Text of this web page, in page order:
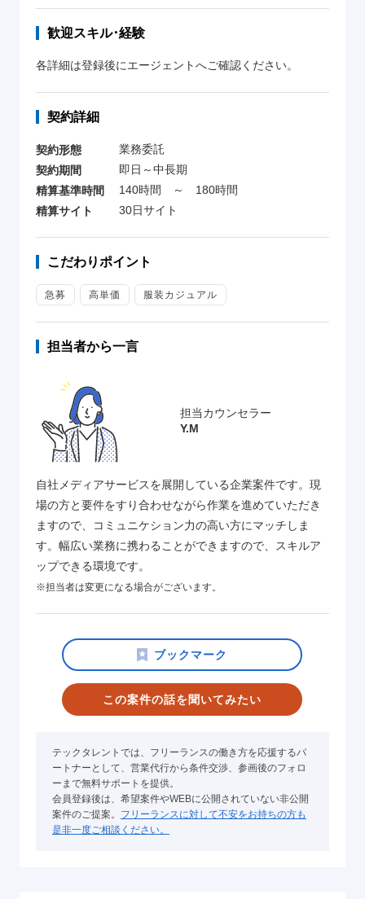
歓迎スキル･経験
各詳細は登録後にエージェントへご確認ください。
契約詳細
契約形態
業務委託
契約期間
即日～中長期
精算基準時間
140時間 ～ 180時間
精算サイト
30日サイト
こだわりポイント
急募 高単価 服装カジュアル
担当者から一言
担当カウンセラー
Y.M
自社メディアサービスを展開している企業案件です。現
場の方と要件をすり合わせながら作業を進めていただき
ますので、コミュニケション力の高い方にマッチしま
す。幅広い業務に携わることができますので、スキルア
ップできる環境です。
※担当者は変更になる場合がございます。
この案件の話を聞いてみたい
テックタレントでは、フリーランスの働き方を応援するパ
ートナーとして、営業代行から条件交渉、参画後のフォロ
ーまで無料サポートを提供。
会員登録後は、希望案件やWEBに公開されていない非公開
案件のご提案。 フリーランスに対して不安をお持ちの方も
是非一度ご相談ください。